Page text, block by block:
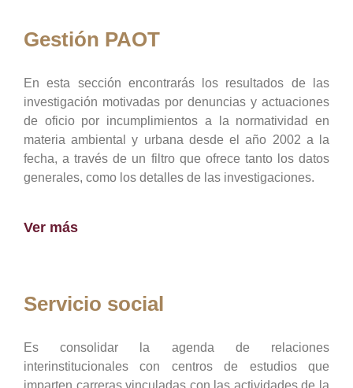
Gestión PAOT
En esta sección encontrarás los resultados de las
investigación motivadas por denuncias y actuaciones
de oficio por incumplimientos a la normatividad en
materia ambiental y urbana desde el año 2002 a la
fecha, a través de un filtro que ofrece tanto los datos
generales, como los detalles de las investigaciones.
Ver más
Servicio social
Es consolidar la agenda de relaciones
interinstitucionales con centros de estudios que
imparten carreras vinculadas con las actividades de la